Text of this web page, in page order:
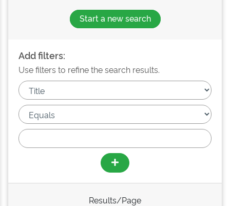
Start a new search
Add filters:
Use filters to refine the search results.
Results/Page